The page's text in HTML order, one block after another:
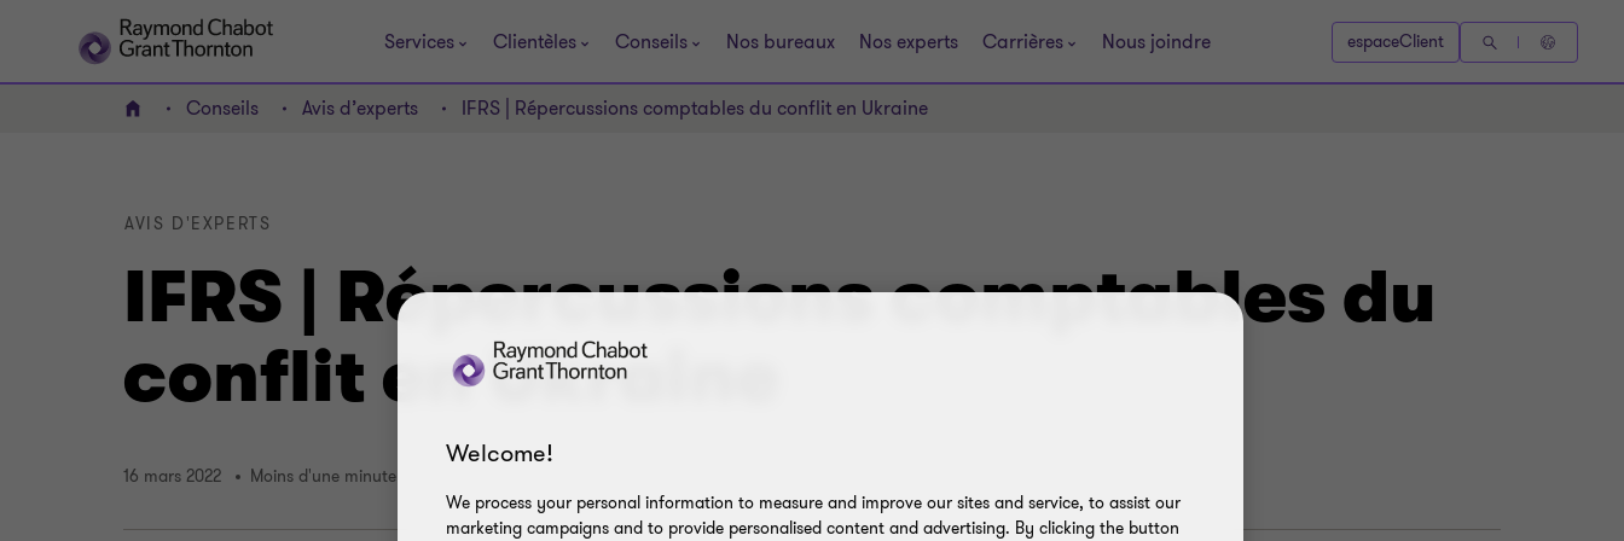
Services Clientèles Conseils Nos bureaux Nos experts Carrières Nous joindre espaceClient
ACCUEILConseils Avis d’experts IFRS | Répercussions comptables du conflit en Ukraine
IFRS | Répercussions comptables du
conflit en Ukraine
AVIS D'EXPERTS
16 mars 2022 Moins d'une minute
Welcome!
We process your personal information to measure and improve our sites and service, to assist our
marketing campaigns and to provide personalised content and advertising. By clicking the button